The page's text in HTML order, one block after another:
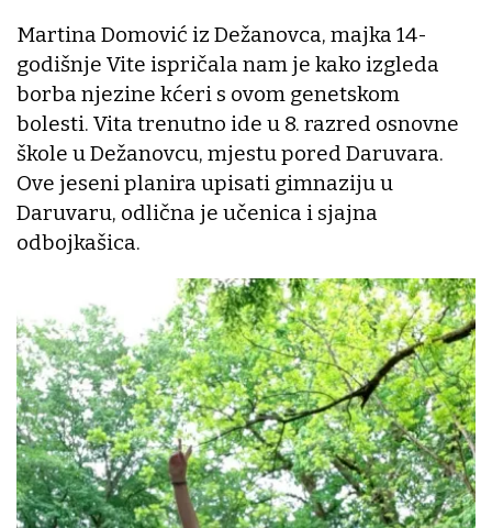
Martina Domović iz Dežanovca, majka 14-
godišnje Vite ispričala nam je kako izgleda
borba njezine kćeri s ovom genetskom
bolesti. Vita trenutno ide u 8. razred osnovne
škole u Dežanovcu, mjestu pored Daruvara.
Ove jeseni planira upisati gimnaziju u
Daruvaru, odlična je učenica i sjajna
odbojkašica.